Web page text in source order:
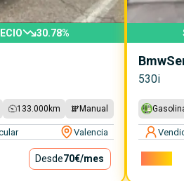
30.78%
133.000 km Manual
Valencia
Desde70€/mes
Bmw
530i